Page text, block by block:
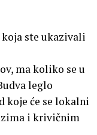
koja ste ukazivali
ma koliko se u
leglo
koje će se lokalni
i krivičnim